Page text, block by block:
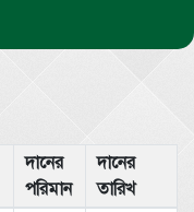
দানের
পরিমান
দানের
তারিখ